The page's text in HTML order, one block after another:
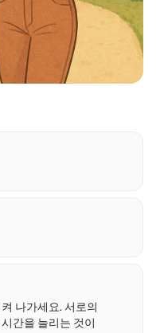
나가세요. 서로의
간을 늘리는 것이